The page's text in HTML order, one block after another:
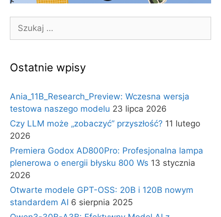
Ostatnie wpisy
Ania_11B_Research_Preview: Wczesna wersja
testowa naszego modelu 23 lipca 2026
Czy LLM może „zobaczyć” przyszłość? 11 lutego
2026
Premiera Godox AD800Pro: Profesjonalna lampa
plenerowa o energii błysku 800 Ws 13 stycznia
2026
Otwarte modele GPT-OSS: 20B i 120B nowym
standardem AI 6 sierpnia 2025